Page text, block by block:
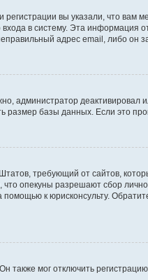
вы указали, что вам
в систему. Эта информация
адрес email, либо он
администратор деактивировал
базы данных. Если это
требующий от сайтов,
что опекуны разрешают сбор
к юрисконсульту.
также мог отключить